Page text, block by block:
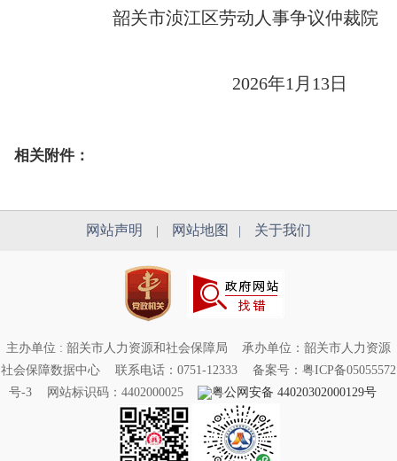
韶关市浈江区劳动人事争议仲裁院
2026年1月13日
相关附件：
网站声明 网站地图 关于我们
主办单位 : 韶关市人力资源和社会保障局
承办单位：韶关市人力资源
社会保障数据中心
联系电话：0751-12333
备案号：粤ICP备05055572
号-3
网站标识码：4402000025 粤公网安备 44020302000129号